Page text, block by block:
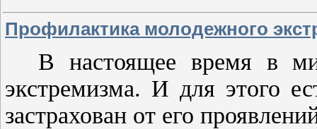
Профилактика молодежного
В настоящее время в
экстремизма. И для этого
застрахован от его